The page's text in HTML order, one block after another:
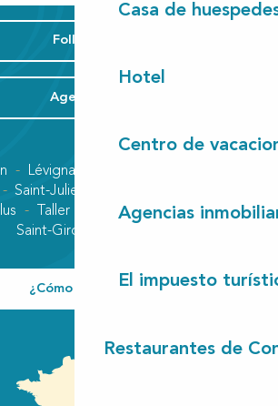
Casa de
Hotel
Centro de
Agencias
El impuesto
Restaurantes de
Folleto
Agenda
Lévignacq
Saint-Julien-en-Born
Taller
Vielle-Saint-Girons
Saint-Girons plage
¿Cómo llegar?